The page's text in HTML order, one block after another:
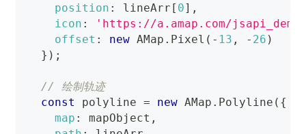
position : lineArr [ 0] ,
icon :
'https://a.amap.com/
offset : new AMap . Pixel ( - 13 , - 26 )
} ) ;
// 绘制轨迹
const
polyline = new AMap . Polyline ( {
map : mapObject ,